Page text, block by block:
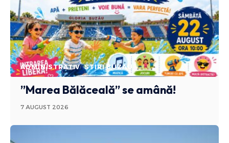
ADMINISTRATIV STIRI BUZAU
”Marea Bălăceală” se amână!
7 AUGUST 2026